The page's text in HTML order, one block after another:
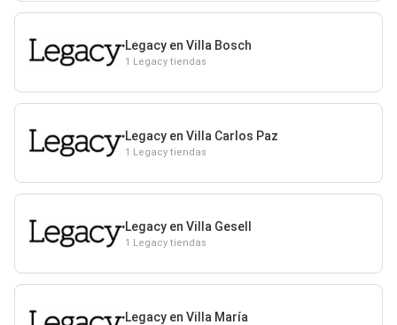
Legacy en Villa Bosch
1 Legacy tiendas
Legacy en Villa Carlos Paz
1 Legacy tiendas
Legacy en Villa Gesell
1 Legacy tiendas
Legacy en Villa María